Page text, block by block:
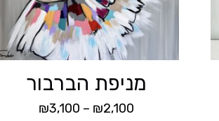
מניפת הברבור
₪2,100
–
₪3,100